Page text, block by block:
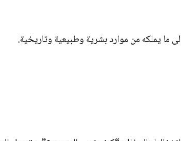
ما يملكه من موارد بشرية وطبيعية وتاريخية.